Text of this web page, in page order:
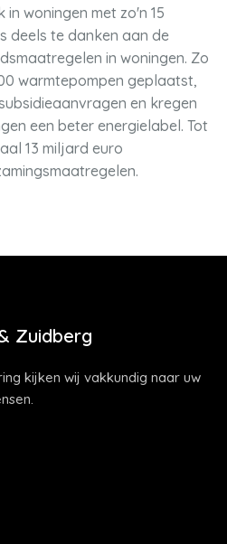
woningen met zo'n 15
deels te danken aan de
in woningen. Zo
warmtepompen geplaatst,
en kregen
een beter energielabel. Tot
13 miljard euro
Zuidberg
kijken wij vakkundig naar uw